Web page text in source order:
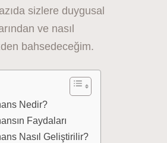
sizlere duygusal
ve nasıl
bahsedeceğim.
Nedir?
Faydaları
Nasıl Geliştirilir?